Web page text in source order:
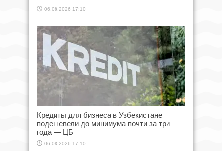
06.08.2026 17:10
Кредиты для бизнеса в Узбекистане
подешевели до минимума почти за три
года — ЦБ
06.08.2026 17:10